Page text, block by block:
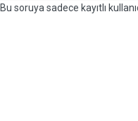
Bu soruya sadece kayıtlı